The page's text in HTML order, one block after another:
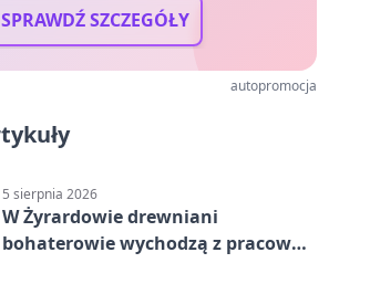
SPRAWDŹ SZCZEGÓŁY
autopromocja
5 sierpnia 2026
W Żyrardowie drewniani
bohaterowie wychodzą z pracowni